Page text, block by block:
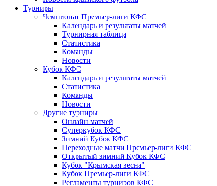
Турниры
Чемпионат Премьер-лиги КФС
Календарь и результаты матчей
Турнирная таблица
Статистика
Команды
Новости
Кубок КФС
Календарь и результаты матчей
Статистика
Команды
Новости
Другие турниры
Онлайн матчей
Суперкубок КФС
Зимний Кубок КФС
Переходные матчи Премьер-лиги КФС
Открытый зимний Кубок КФС
Кубок "Крымская весна"
Кубок Премьер-лиги КФС
Регламенты турниров КФС